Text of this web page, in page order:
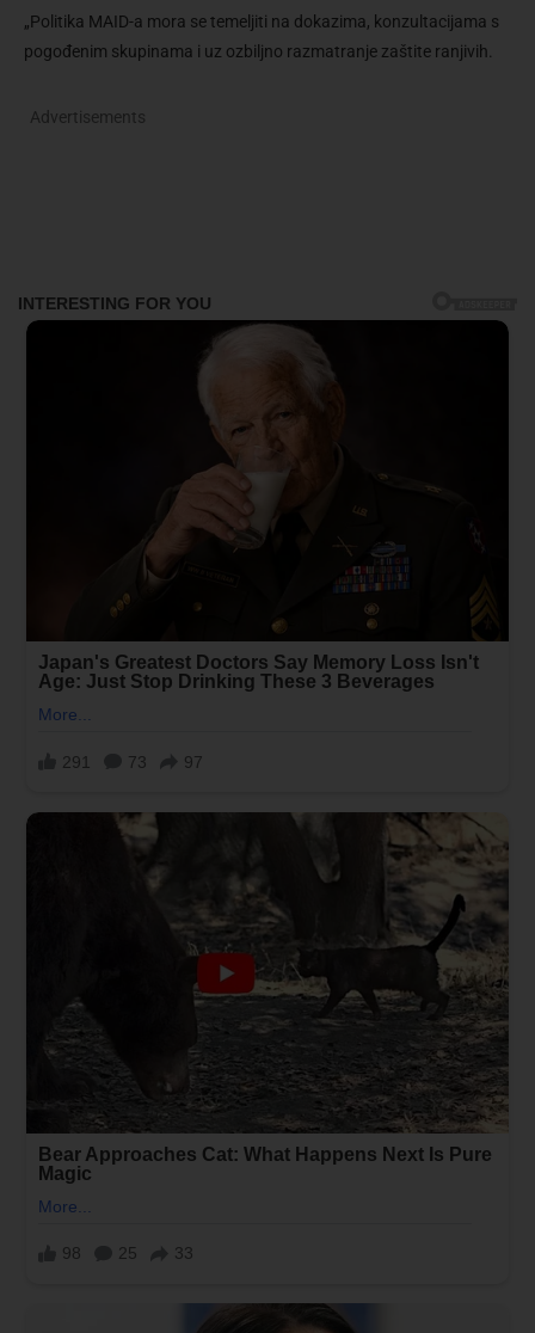
„Politika MAID-a mora se temeljiti na dokazima, konzultacijama s
pogođenim skupinama i uz ozbiljno razmatranje zaštite ranjivih.
Advertisements